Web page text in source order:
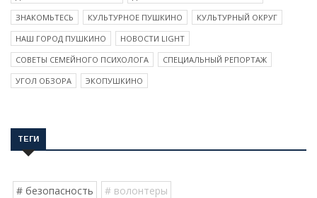
ЗНАКОМЬТЕСЬ
КУЛЬТУРНОЕ ПУШКИНО
КУЛЬТУРНЫЙ ОКРУГ
НАШ ГОРОД ПУШКИНО
НОВОСТИ LIGHT
СОВЕТЫ СЕМЕЙНОГО ПСИХОЛОГА
СПЕЦИАЛЬНЫЙ РЕПОРТАЖ
УГОЛ ОБЗОРА
ЭКОПУШКИНО
ТЕГИ
# безопасность
# волонтеры